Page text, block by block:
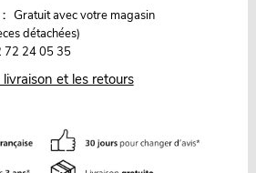
Gratuit avec votre magasin
détachées)
72 24 05 35
et les retours